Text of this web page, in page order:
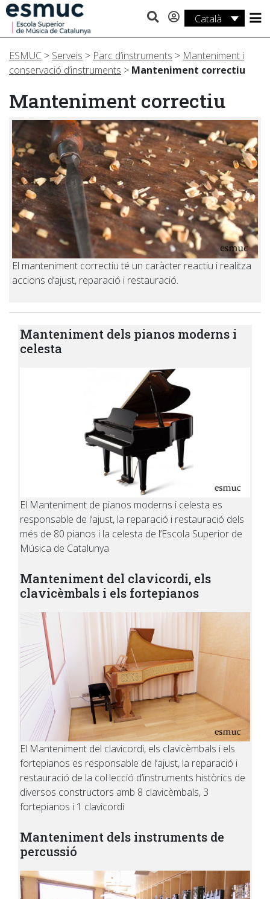
Català
Estudis
Recerca
Activitats
ESMUC > Serveis > Parc d’instruments > Manteniment i
conservació d’instruments > Manteniment correctiu
Manteniment correctiu
El manteniment correctiu té un caràcter reactiu i realitza
accions d’ajust, reparació i restauració.
Manteniment dels pianos moderns i
celesta
El Manteniment de pianos moderns i celesta es
responsable de l’ajust, la reparació i restauració dels
més de 80 pianos i la celesta de l’Escola Superior de
Música de Catalunya
Manteniment del clavicordi, els
clavicèmbals i els fortepianos
El Manteniment del clavicordi, els clavicèmbals i els
fortepianos es responsable de l’ajust, la reparació i
restauració de la col·lecció d’instruments històrics de
diversos constructors amb 8 clavicèmbals, 3
fortepianos i 1 clavicordi
Manteniment dels instruments de
percussió